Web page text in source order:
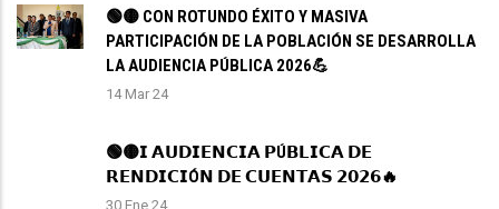
🟢🟡 CON ROTUNDO ÉXITO Y MASIVA
PARTICIPACIÓN DE LA POBLACIÓN SE DESARROLLA
LA AUDIENCIA PÚBLICA 2026💪
14 Mar 24
🟢🟡𝗜 𝗔𝗨𝗗𝗜𝗘𝗡𝗖𝗜𝗔 𝗣Ú𝗕𝗟𝗜𝗖𝗔 𝗗𝗘
𝗥𝗘𝗡𝗗𝗜𝗖𝗜Ó𝗡 𝗗𝗘 𝗖𝗨𝗘𝗡𝗧𝗔𝗦 𝟮𝟬𝟮𝟲🔥
30 Ene 24